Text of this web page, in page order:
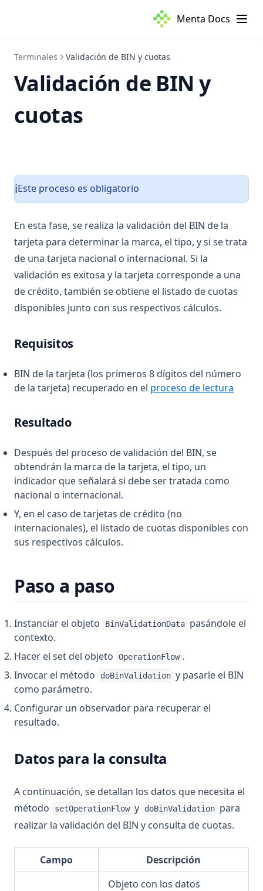
Menta Docs
Terminales Validación de BIN y cuotas
Validación de BIN y
cuotas
ℹ️Este proceso es obligatorio
En esta fase, se realiza la validación del BIN de la
tarjeta para determinar la marca, el tipo, y si se trata
de una tarjeta nacional o internacional. Si la
validación es exitosa y la tarjeta corresponde a una
de crédito, también se obtiene el listado de cuotas
disponibles junto con sus respectivos cálculos.
Requisitos
BIN de la tarjeta (los primeros 8 dígitos del número
de la tarjeta) recuperado en el proceso de lectura
Resultado
Después del proceso de validación del BIN, se
obtendrán la marca de la tarjeta, el tipo, un
indicador que señalará si debe ser tratada como
nacional o internacional.
Y, en el caso de tarjetas de crédito (no
internacionales), el listado de cuotas disponibles con
sus respectivos cálculos.
Paso a paso
Instanciar el objeto BinValidationData pasándole el
contexto.
Hacer el set del objeto
OperationFlow .
Invocar el método
doBinValidation y pasarle el BIN
como parámetro.
Configurar un observador para recuperar el
resultado.
Datos para la consulta
A continuación, se detallan los datos que necesita el
método
setOperationFlow y doBinValidation para
realizar la validación del BIN y consulta de cuotas.
Campo Descripción
Objeto con los datos